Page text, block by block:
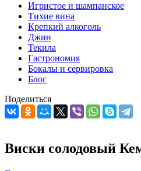
Игристое и шампанское
Тихие вина
Крепкий алкоголь
Джин
Текила
Гастрономия
Бокалы и сервировка
Блог
Поделиться
Виски солодовый